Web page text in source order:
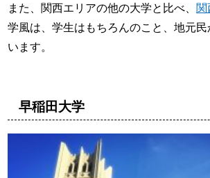
また、関西エリアの他の大学と比べ、関
学風は、学生はもちろんのこと、地元
います。
早稲田大学